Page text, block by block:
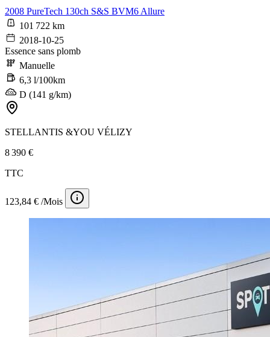
2008 PureTech 130ch S&S BVM6 Allure
101 722 km
2018-10-25
Essence sans plomb
Manuelle
6,3 l/100km
D (141 g/km)
STELLANTIS &YOU VÉLIZY
8 390 €
TTC
123,84 € /Mois